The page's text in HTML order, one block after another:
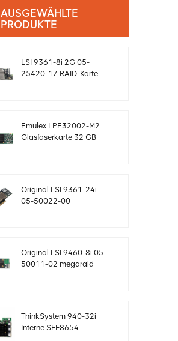
AUSGEWÄHLTE
PRODUKTE
LSI 9361-8i 2G 05-
25420-17 RAID-Karte
Emulex LPE32002-M2
Glasfaserkarte 32 GB
Original LSI 9361-24i
05-50022-00
Original LSI 9460-8i 05-
50011-02 megaraid
ThinkSystem 940-32i
Interne SFF8654